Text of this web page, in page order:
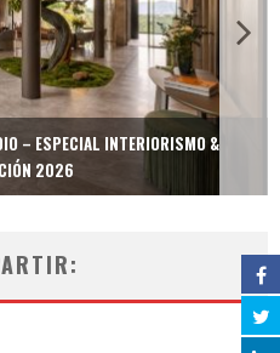
– ESPECIAL INTERIORISMO &
2026